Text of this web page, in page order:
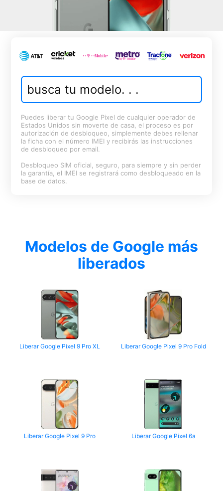
Puedes liberar tu Google Pixel de cualquier operador de
Estados Unidos sin moverte de casa, el proceso es por
autorización de desbloqueo, simplemente debes rellenar
la ficha con el número IMEI y recibirás las instrucciones
de desbloqueo por email.
Desbloqueo SIM oficial, seguro, para siempre y sin perder
la garantía, el IMEI se registrará como desbloqueado en la
base de datos.
Modelos de Google más
liberados
Liberar Google Pixel 9 Pro XL Liberar Google Pixel 9 Pro Fold
Liberar Google Pixel 9 Pro Liberar Google Pixel 6a